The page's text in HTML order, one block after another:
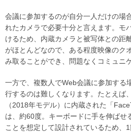
会議に参加するのが自分一人だけの場
れたカメラで必要十分と言えます。モ
けるため、内蔵カメラと被写体との距
がほとんどなので、ある程度映像のク
み取ることができ、問題なくコミュニ
一方で、複数人でWeb会議に参加する
行するのは難しくなります。たとえば
（2018年モデル）に内蔵された「
は、約60度。キーボードに手を伸ばせ
ことを想定して設計されているため、